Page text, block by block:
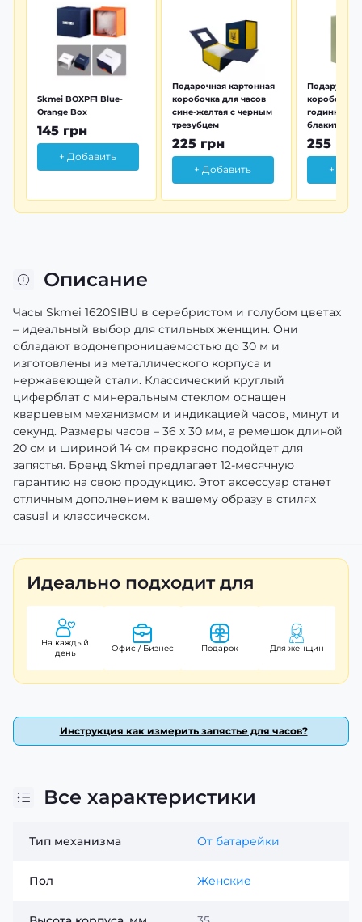
Skmei BOXPF1 Blue-
Orange Box
145 грн
+ Добавить
Подарочная картонная
коробочка для часов
сине-желтая с черным
трезубцем
225 грн
+ Добавить
коробочка
годинника
блакитна
255 грн
+
Описание
Часы Skmei 1620SIBU в серебристом и голубом цветах
– идеальный выбор для стильных женщин. Они
обладают водонепроницаемостью до 30 м и
изготовлены из металлического корпуса и
нержавеющей стали. Классический круглый
циферблат с минеральным стеклом оснащен
кварцевым механизмом и индикацией часов, минут и
секунд. Размеры часов – 36 х 30 мм, а ремешок длиной
20 см и шириной 14 см прекрасно подойдет для
запястья. Бренд Skmei предлагает 12-месячную
гарантию на свою продукцию. Этот аксессуар станет
отличным дополнением к вашему образу в стилях
casual и классическом.
Идеально подходит для
На каждый
день
Офис / Бизнес Подарок Для женщин
Инструкция как измерить запястье для часов?
Все характеристики
Тип механизма От батарейки
Пол Женские